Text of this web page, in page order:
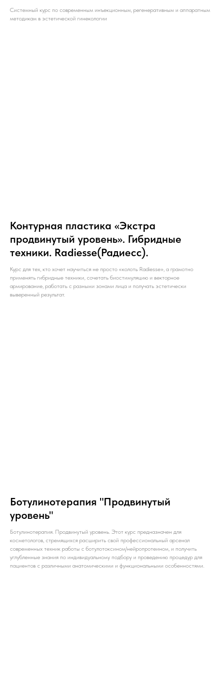
Системный курс по современным инъекционным, регенеративным и аппаратным
методикам в эстетической гинекологии
Контурная пластика «Экстра
продвинутый уровень». Гибридные
техники. Radiesse(Радиесс).
Курс для тех, кто хочет научиться не просто «колоть Radiesse», а грамотно
применять гибридные техники, сочетать биостимуляцию и векторное
армирование, работать с разными зонами лица и получать эстетически
выверенный результат.
Ботулинотерапия "Продвинутый
уровень"
Ботулинотерапия. Продвинутый уровень. Этот курс предназначен для
косметологов, стремящихся расширить свой профессиональный арсенал
современных техник работы с ботулотоксином/нейропротеином, и получить
углубленные знания по индивидуальному подбору и проведению процедур для
пациентов с различными анатомическими и функциональными особенностями.